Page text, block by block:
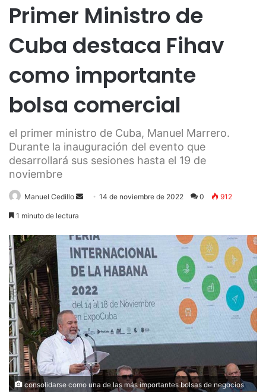
Primer Ministro de
Cuba destaca Fihav
como importante
bolsa comercial
el primer ministro de Cuba, Manuel Marrero.
Durante la inauguración del evento que
desarrollará sus sesiones hasta el 19 de
noviembre
Manuel Cedillo
Send14 de noviembre de 2022 0 912
1 minuto de lectura
consolidarse como una de las más importantes bolsas de negocios